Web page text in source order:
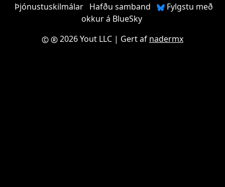
Þjónustuskilmálar
Hafðu samband
Fylgstu með
okkur á BlueSky
2026 Yout LLC | Gert af nadermx